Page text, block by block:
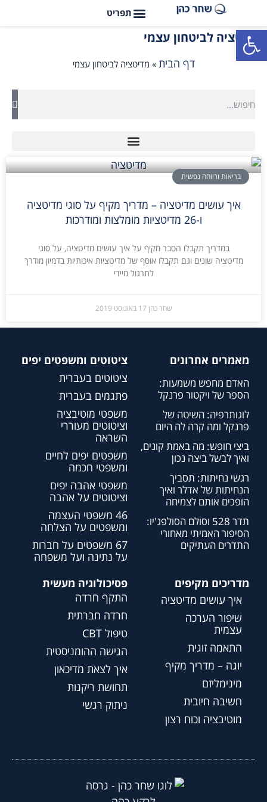
פתח סרגל נגישות
מדיטציה לביטחון עצמי
דף הבית » מדיטציה לביטחון עצמי
בריאות ורווחה נפשית
איך עושים מדיטציה – מדריך מקיף על סוגי מדיטציה
ו-26 מדיטציות מומלצות ומודרכות
במדריך תקבלו הסבר מקיף על איך עושים מדיטציה, על סוגי
מדיטציה שונים וגם תקבלו אוסף של מדיטציות איכותיות בדמיון מודרך
לתרגול מיידי
שחר כהן 17 באוגוסט 2019
מאמרים אחרונים
האדם מחפש משמעות:
הספר של ויקטור פרנקל
לוגותרפיה: השיטה של
פרנקל ומה קרה לה היום
ביצי חופש: מה באמת קונים,
ואיך לבשל ביצה נכון
רגשי נחיתות: תסביך
הנחיתות של אדלר ואיך
הופכים אותם לצמיחה
תדר 528 וסולם הסולפג'יו:
הסיפור האמיתי מאחורי
התדרים העתיקים
ציטוטים ומשפטים יפים
ציטוטים בעברית
פתגמים בעברית
משפטי מוטיבציה
וציטוטים מעוררי
השראה
משפטים יפים לחיים
ומשפטי חכמה
משפטי אהבה יפים
וציטוטים על אהבה
46 משפטי העצמה
ומשפטים על הצלחה
67 משפטים על חברות
על נתינה ועל משפחה
מדריכים מקיפים
איך עושים מדיטציה
שיפור הערכה
עצמית
התאמה זוגית
יוגה – מדריך מקיף
מינימליזם
חשיבה חיובית
מוטיבציה וכוח רצון
פסיכולוגיה מעשית
התקף חרדה
חרדה חברתית
טיפול CBT
הגישה ההומניסטית
איך לצאת מדיכאון
תחושת ריקנות
ניתוק רגשי